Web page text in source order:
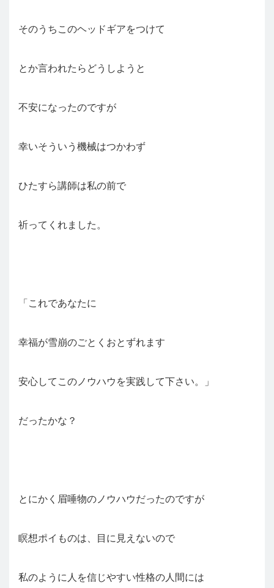
そのうちこのヘッドギアをつけて
とか言われたらどうしようと
不安になったのですが
幸いそういう機械はつかわず
ひたすら講師は私の前で
祈ってくれました。
「これであなたに
幸福が雪崩のごとくおとずれます
安心してこのノウハウを実践して下さい。」
だったかな？
とにかく眉唾物のノウハウだったのですが
瞑想ポイものは、目に見えないので
私のように人を信じやすい性格の人間には